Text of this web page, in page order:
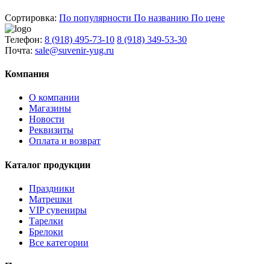
Сортировка: По популярности По названию По цене
Телефон: 8 (918) 495-73-10 8 (918) 349-53-30
Почта: sale@suvenir-yug.ru
Компания
О компании
Магазины
Новости
Реквизиты
Оплата и возврат
Каталог продукции
Праздники
Матрешки
VIP сувениры
Тарелки
Брелоки
Все категории